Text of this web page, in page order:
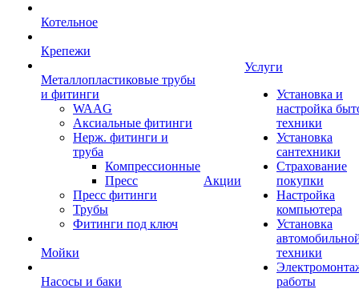
Котельное
Крепежи
Металлопластиковые трубы
и фитинги
WAAG
Аксиальные фитинги
Нерж. фитинги и
труба
Компрессионные
Пресс
Пресс фитинги
Трубы
Фитинги под ключ
Мойки
Насосы и баки
Акции
Услуги
Установка и
настройка
техники
Установка
сантехники
Страхование
покупки
Настройка
компьютера
Установка
техники
работы